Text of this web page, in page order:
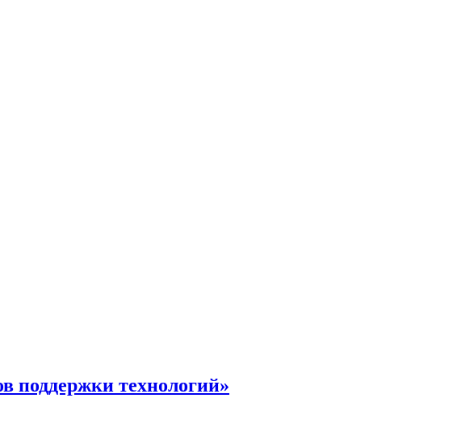
поддержки технологий»